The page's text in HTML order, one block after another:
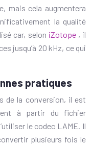
mais cela augmentera
la qualité
car, selon iZotope , il
jusqu’à 20 kHz, ce qui
pratiques
de la conversion, il est
à partir du fichier
le codec LAME. Il
plusieurs fois le